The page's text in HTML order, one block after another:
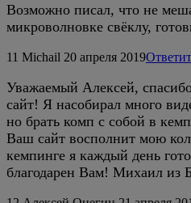
Возможно писал, что не
микроволновке свёклу,
11 Michail 20 апреля 2019
Уважаемый Алексей,
сайт! Я насобирал много
но брать комп с собой в
Ваш сайт восполнит мою
кемпинге я каждый день
благодарен Вам! Михаил из